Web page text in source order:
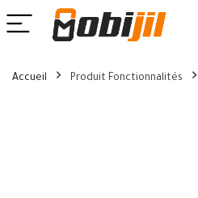
Accueil Produit Fonctionnalités